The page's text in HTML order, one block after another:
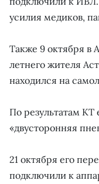
усилия медиков,
Также 9 октября в
летнего жителя
находился на
По результатам КТ
«двусторонняя
21 октября его
подключили к